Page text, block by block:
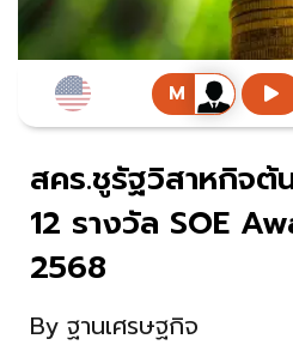
สคร.ชูรัฐวิสาหกิจต้
12 รางวัล SOE
2568
By ฐานเศรษฐกิจ